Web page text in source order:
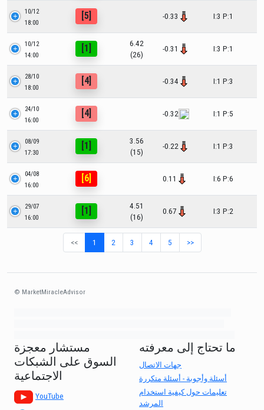
10/12
18:00
[5] -0.33 I:3 P:1
10/12
14:00
[1]
6.42
(26)
-0.31 I:3 P:1
28/10
18:00
[4] -0.34 I:1 P:3
24/10
16:00
[4] -0.32 I:1 P:5
08/09
17:30
[1]
3.56
(15)
-0.22 I:1 P:3
04/08
16:00
[6] 0.11 I:6 P:6
29/07
16:00
[1]
4.51
(16)
0.67 I:3 P:2
<< 1 2 3 4 5 >>
© MarketMiracleAdvisor
مستشار معجزة
السوق على الشبكات
الاجتماعية
YouTube
ما تحتاج إلى معرفته
جهات الاتصال
أسئلة وأجوبة - أسئلة متكررة
تعليمات حول كيفية استخدام
المرشد